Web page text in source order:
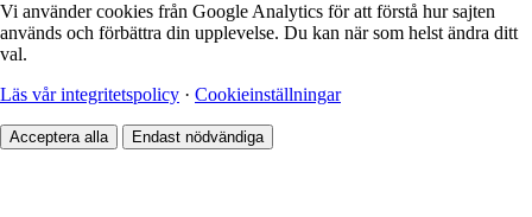
Vi använder cookies från Google Analytics för att förstå hur sajten
används och förbättra din upplevelse. Du kan när som helst ändra ditt
val.
Läs vår integritetspolicy · Cookieinställningar
Acceptera alla Endast nödvändiga